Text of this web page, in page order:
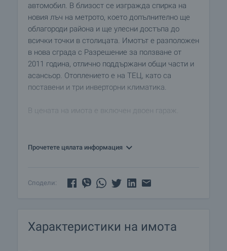
автомобил. В близост се изгражда спирка на
новия лъч на метрото, което допълнително ще
облагороди района и ще улесни достъпа до
всички точки в столицата. Имотът е разположен
в нова сграда с Разрешение за ползване от
2011 година, отлично поддържани общи части и
асансьор. Отоплението е на ТЕЦ, като са
поставени и три инверторни климатика.
В цената на имота е включен двоен гараж.
Изложението е юг/север- открива се гледка
• стени- латекс
фаянс и теракота; санитария
Прочетете цялата информация
Сподели:
Характеристики на имота